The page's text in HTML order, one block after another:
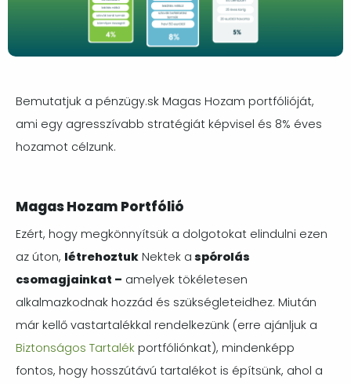
Bemutatjuk a pénzügy.sk Magas Hozam portfólióját,
ami egy agresszívabb stratégiát képvisel és 8% éves
hozamot célzunk.
Magas Hozam Portfólió
Ezért, hogy megkönnyítsük a dolgotokat elindulni ezen
az úton, létrehoztuk Nektek a spórolás
csomagjainkat – amelyek tökéletesen
alkalmazkodnak hozzád és szükségleteidhez. Miután
már kellő vastartalékkal rendelkezünk (erre ajánljuk a
Biztonságos Tartalék portfóliónkat), mindenképp
fontos, hogy hosszútávú tartalékot is építsünk, ahol a